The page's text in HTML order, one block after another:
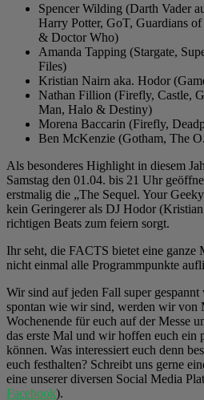
Spencer Wilding (Darth Vader
Harry Potter, GoT, Guardians
& Doctor Who)
Amanda Tapping (Stargate,
Files)
Kristian Nairn aka. Hodor
Nathan Fillion (Firefly, Castle,
Man, Halo & Destiny)
Morena Baccarin (Firefly,
Ben McKenzie (Gotham, The
Als besonderes Highlight in diesem
Samstag den 01.04. bis 21 Uhr
erstmalig die „The Sequel. Your
kein Geringerer als DJ Hodor
richtigen Beats zum feiern sorgt.
Ihr seht, die FACTS bietet eine
nicht einmal alle Programmpunkte
Wir sind auf jeden Fall super gespannt
spontan wie wir sind, werden wir von
Wochenende für euch auf der Messe
das erste Mal und wir hoffen euch ein
können. Was interessiert euch denn
euch festhalten? Schreibt uns gerne
eine unserer diversen Social Media
Facebook).